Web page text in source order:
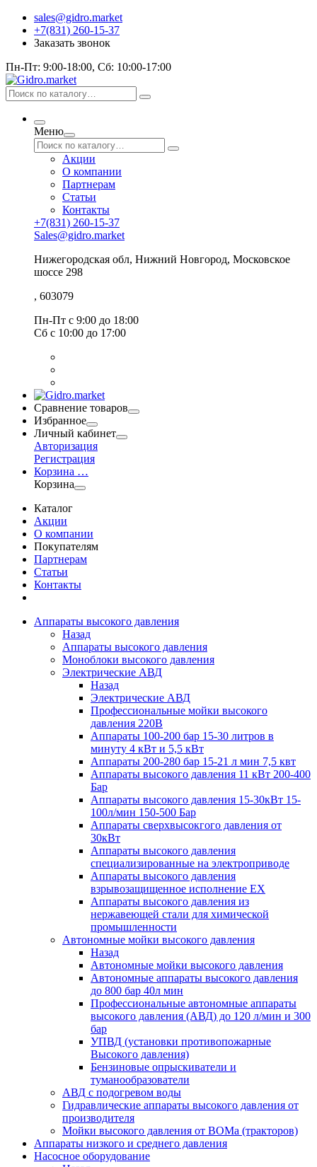
sales@gidro.market
+7(831) 260-15-37
Заказать звонок
Пн-Пт: 9:00-18:00, Сб: 10:00-17:00
Меню
Акции
О компании
Партнерам
Статьи
Контакты
+7(831) 260-15-37
Sales@gidro.market
Нижегородская обл, Нижний Новгород, Московское
шоссе 298
, 603079
Пн-Пт с 9:00 до 18:00
Сб с 10:00 до 17:00
Сравнение товаров
Избранное
Личный кабинет
Авторизация
Регистрация
Корзина …
Корзина
Каталог
Акции
О компании
Покупателям
Партнерам
Статьи
Контакты
Аппараты высокого давления
Назад
Аппараты высокого давления
Моноблоки высокого давления
Электрические АВД
Назад
Электрические АВД
Профессиональные мойки высокого
давления 220В
Аппараты 100-200 бар 15-30 литров в
минуту 4 кВт и 5,5 кВт
Аппараты 200-280 бар 15-21 л мин 7,5 квт
Аппараты высокого давления 11 кВт 200-400
Бар
Аппараты высокого давления 15-30кВт 15-
100л/мин 150-500 Бар
Аппараты сверхвысокгого давления от
30кВт
Аппараты высокого давления
специализированные на электроприводе
Аппараты высокого давления
взрывозащищенное исполнение EX
Аппараты высокого давления из
нержавеющей стали для химической
промышленности
Автономные мойки высокого давления
Назад
Автономные мойки высокого давления
Автономные аппараты высокого давления
до 800 бар 40л мин
Профессиональные автономные аппараты
высокого давления (АВД) до 120 л/мин и 300
бар
УПВД (установки противопожарные
Высокого давления)
Бензиновые опрыскиватели и
туманообразователи
АВД с подогревом воды
Гидравлические аппараты высокого давления от
производителя
Мойки высокого давления от ВОМа (тракторов)
Аппараты низкого и среднего давления
Насосное оборудование